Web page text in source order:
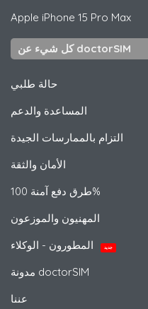
Apple iPhone 15 Pro Max
كل شيء عن doctorSIM
حالة طلبي
المساعدة والدعم
التزام بالممارسات الجيدة
الأمان والثقة
طرق دفع آمنة 100%
المهنيون والموزعون
جديد
مدونة doctorSIM
عننا